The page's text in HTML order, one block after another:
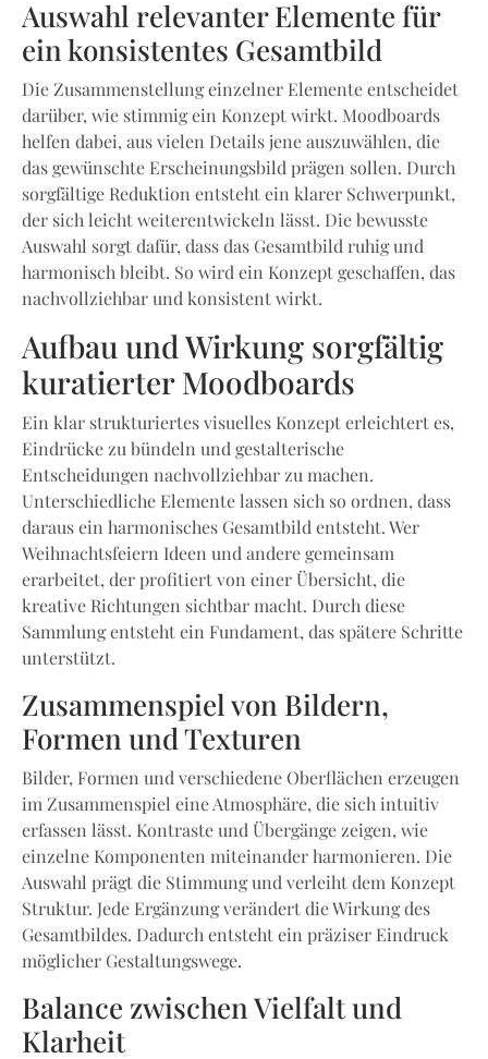
Auswahl relevanter Elemente für
ein konsistentes Gesamtbild
Die Zusammenstellung einzelner Elemente entscheidet
darüber, wie stimmig ein Konzept wirkt. Moodboards
helfen dabei, aus vielen Details jene auszuwählen, die
das gewünschte Erscheinungsbild prägen sollen. Durch
sorgfältige Reduktion entsteht ein klarer Schwerpunkt,
der sich leicht weiterentwickeln lässt. Die bewusste
Auswahl sorgt dafür, dass das Gesamtbild ruhig und
harmonisch bleibt. So wird ein Konzept geschaffen, das
nachvollziehbar und konsistent wirkt.
Aufbau und Wirkung sorgfältig
kuratierter Moodboards
Ein klar strukturiertes visuelles Konzept erleichtert es,
Eindrücke zu bündeln und gestalterische
Entscheidungen nachvollziehbar zu machen.
Unterschiedliche Elemente lassen sich so ordnen, dass
daraus ein harmonisches Gesamtbild entsteht. Wer
Weihnachtsfeiern Ideen und andere gemeinsam
erarbeitet, der profitiert von einer Übersicht, die
kreative Richtungen sichtbar macht. Durch diese
Sammlung entsteht ein Fundament, das spätere Schritte
unterstützt.
Zusammenspiel von Bildern,
Formen und Texturen
Bilder, Formen und verschiedene Oberflächen erzeugen
im Zusammenspiel eine Atmosphäre, die sich intuitiv
erfassen lässt. Kontraste und Übergänge zeigen, wie
einzelne Komponenten miteinander harmonieren. Die
Auswahl prägt die Stimmung und verleiht dem Konzept
Struktur. Jede Ergänzung verändert die Wirkung des
Gesamtbildes. Dadurch entsteht ein präziser Eindruck
möglicher Gestaltungswege.
Balance zwischen Vielfalt und
Klarheit